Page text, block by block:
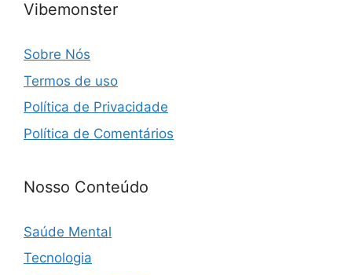
Vibemonster
Sobre Nós
Termos de uso
Política de Privacidade
Política de Comentários
Nosso Conteúdo
Saúde Mental
Tecnologia